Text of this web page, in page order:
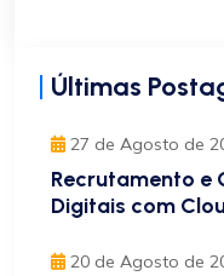
Últimas
27 de Agosto de
Recrutamento e
Digitais com
20 de Agosto de